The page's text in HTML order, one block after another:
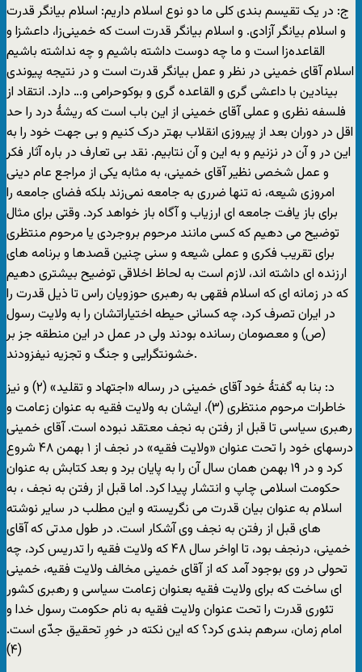
ج: در يک تقيسم بندی کلی ما دو نوع اسلام داريم: اسلام بيانگر قدرت
و اسلام بيانگر آزادی. و اسلام بيانگر قدرت است که خمينی‌زا، داعشزا و
القاعده‌زا است و ما چه دوست داشته باشيم و چه نداشته باشيم
اسلام آقای خمينی در نظر و عمل بيانگر قدرت است و در نتيجه پيوندی
بينادين با داعشی گری و القاعده‌ گری و بوکوحرامی و… دارد. انتقاد از
فلسفه نظری و عملی آقای خمينی از اين باب است که ريشۀ درد را حد
اقل در دوران بعد از پيروزی انقلاب بهتر درک کنيم و بی جهت خود را به
اين در و آن در نزنيم و به اين و آن نتابيم. نقد بی تعارف در باره آثار فکر
و عمل شخصی نظير آقای خمينی، به مثابه يکی از مراجع عام دينی
امروزی شيعه، نه تنها ضرری به جامعه نمی‌زند بلکه فضای جامعه را
برای باز يافت جامعه ای ارزياب و آگاه باز خواهد کرد. وقتی برای مثال
توضيح می دهيم که کسی مانند مرحوم بروجردی يا مرحوم منتظری
برای تقريب فکری و عملی شيعه و سنی چنين قصدها و برنامه های
ارزنده ای داشته اند، لازم است به لحاظ اخلاقی توضيح بيشتری دهيم
که در زمانه ای که اسلام فقهی به رهبری حوزويان راس تا ذيل قدرت را
در ايران تصرف کرد، چه کسانی حيطه اختياراتشان را به ولايت رسول
(ص) و معصومان رسانده بودند ولی در عمل در اين منطقه جز بر
خشونتگرايی و جنگ و تجزيه نيفزودند.
د: بنا به گفتۀ خود آقای خمينی در رساله «اجتهاد و تقليد» (۲) و نيز
خاطرات مرحوم منتظری (۳)، ايشان به ولايت فقيه به عنوان زعامت و
رهبری سياسی تا قبل از رفتن به نجف معتقد نبوده است. آقای خمينی
درسهای خود را تحت عنوان «ولايت فقيه» در نجف از ۱ بهمن ۴۸ شروع
کرد و در ۱۹ بهمن همان سال آن را به پايان برد و بعد کتابش به عنوان
حکومت اسلامی چاپ و انتشار پيدا کرد. اما قبل از رفتن به نجف ، به
اسلام به عنوان بيان قدرت می نگريسته و اين مطلب در ساير نوشته
های قبل از رفتن به نجف وی آشکار است. در طول مدتی که آقای
خمينی، درنجف بود، تا اواخر سال ۴۸ که ولايت فقيه را تدريس کرد، چه
تحولی در وی بوجود آمد که از آقای خمينی مخالف ولايت فقيه، خمينی
ای ساخت که برای ولايت فقيه بعنوان زعامت سياسی و رهبری کشور
تئوری قدرت را تحت عنوان ولايت فقيه به نام حکومت رسول خدا و
امام زمان، سرهم بندی کرد؟ که اين نکته در خورِ تحقيق جدّی است.
(۴)